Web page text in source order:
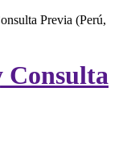
Previa (Perú,
Consulta